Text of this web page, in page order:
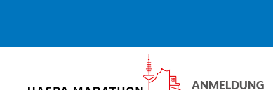
ANMELDUNG